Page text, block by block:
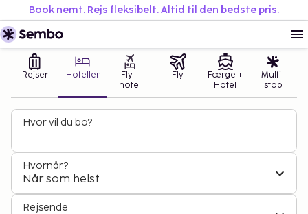
Book nemt. Rejs fleksibelt. Altid til den bedste pris.
Rejser Hoteller
Fly +
hotel
Fly
Færge +
Hotel
Multi-
stop
Hvor vil du bo?
Hvornår?
Når som helst
Rejsende